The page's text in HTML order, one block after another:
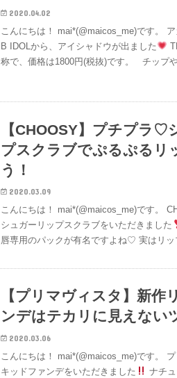
2020.04.02
こんにちは！ mai*(@maicos_me)です。
B IDOLから、アイシャドウが出ました
称で、価格は1800円(税抜)です。 チップ
【CHOOSY】プチプラ♡
プスクラブでぷるぷるリ
う！
2020.03.09
こんにちは！ mai*(@maicos_me)です。
シュガーリップスクラブをいただきました
唇専用のパックが有名ですよね♡ 実はリ
【プリマヴィスタ】新作
ンデはテカリに見えない
2020.03.06
こんにちは！ mai*(@maicos_me)です。
キッドファンデをいただきました
ナチ